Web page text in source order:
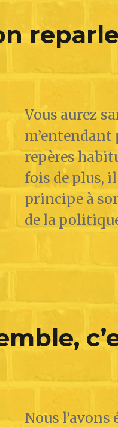
Vous aurez
repères
fois de plus,
principe à
de la
Nous l’avons